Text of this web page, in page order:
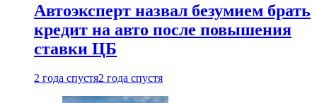
Автоэксперт назвал безумием брать
кредит на авто после повышения
ставки ЦБ
2 года спустя2 года спустя